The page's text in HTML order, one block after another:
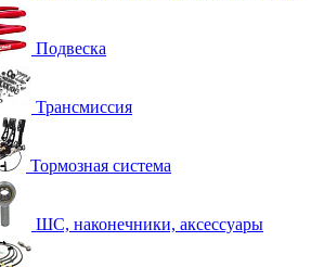
Подвеска
Трансмиссия
Тормозная система
ШС, наконечники, аксессуары